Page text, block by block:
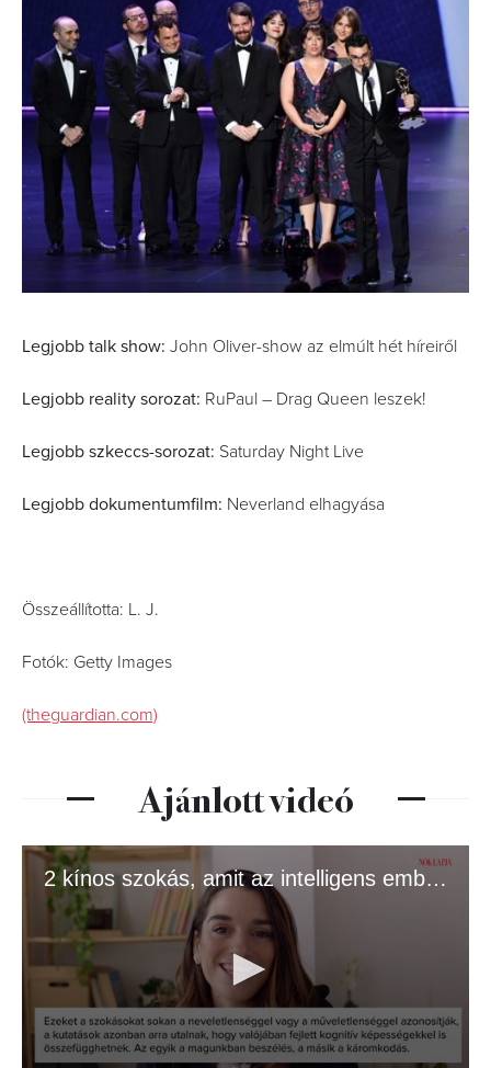
Legjobb talk show: John Oliver-show az elmúlt hét híreiről
Legjobb reality sorozat: RuPaul – Drag Queen leszek!
Legjobb szkeccs-sorozat: Saturday Night Live
Legjobb dokumentumfilm: Neverland elhagyása
Összeállította: L. J.
Fotók: Getty Images
(theguardian.com)
Ajánlott videó
2 kínos szokás, amit az intelligens emberek gyakran csinálnak